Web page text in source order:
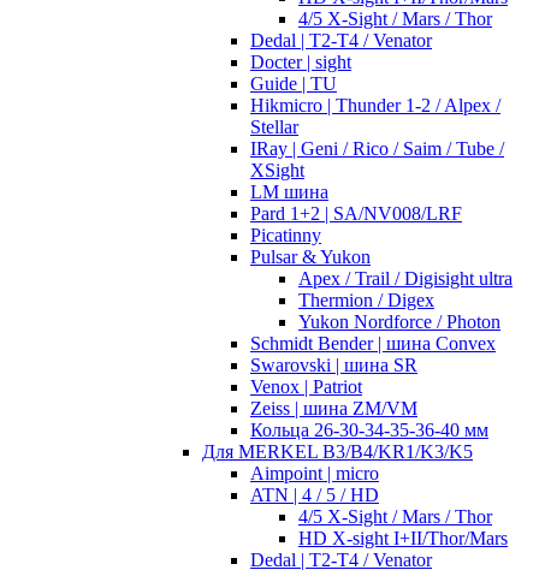
4/5 X-Sight / Mars / Thor
Dedal | T2-T4 / Venator
Docter | sight
Guide | TU
Hikmicro | Thunder 1-2 / Alpex /
Stellar
IRay | Geni / Rico / Saim / Tube /
XSight
LM шина
Pard 1+2 | SA/NV008/LRF
Picatinny
Pulsar & Yukon
Apex / Trail / Digisight ultra
Thermion / Digex
Yukon Nordforce / Photon
Schmidt Bender | шина Convex
Swarovski | шина SR
Venox | Patriot
Zeiss | шина ZM/VM
Кольца 26-30-34-35-36-40 мм
Для MERKEL B3/B4/KR1/K3/K5
Aimpoint | micro
ATN | 4 / 5 / HD
4/5 X-Sight / Mars / Thor
HD X-sight I+II/Thor/Mars
Dedal | T2-T4 / Venator